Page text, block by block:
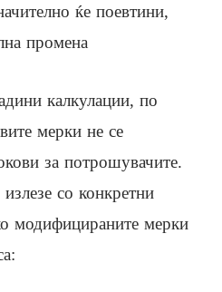
ќе поевтини,
промена
калкулации, по
мерки не се
за потрошувачите.
со конкретни
модифицираните мерки